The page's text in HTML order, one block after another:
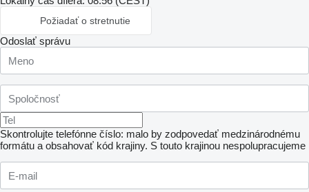
Požiadať o stretnutie
Odoslať správu
Skontrolujte telefónne číslo: malo by zodpovedať medzinárodnému
formátu a obsahovať kód krajiny. S touto krajinou nespolupracujeme